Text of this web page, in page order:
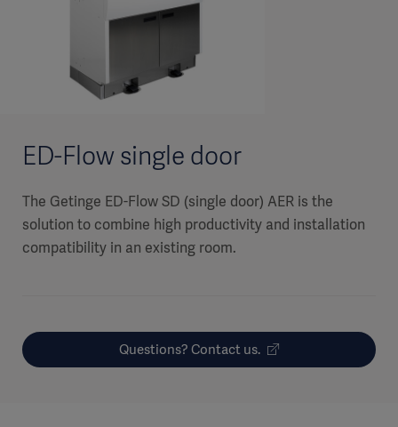
ED-Flow single door
The Getinge ED-Flow SD (single door) AER is the
solution to combine high productivity and installation
compatibility in an existing room.
Questions? Contact us.